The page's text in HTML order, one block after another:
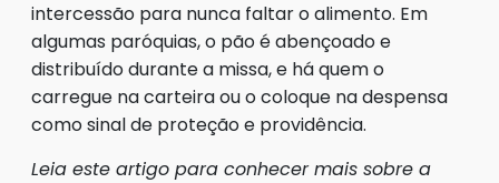
intercessão para nunca faltar o alimento. Em
algumas paróquias, o pão é abençoado e
distribuído durante a missa, e há quem o
carregue na carteira ou o coloque na despensa
como sinal de proteção e providência.
Leia este artigo para conhecer mais sobre a